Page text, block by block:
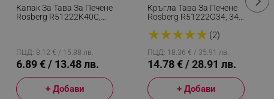
Капак За Тава За Печене
Rosberg R51222K40C,
ПЦД: 8.12 € / 15.88 лв.
6.89 € / 13.48 лв.
+ Добави
Кръгла Тава За Печене
Rosberg R51222G34, 34
Покритие, Бордо
★★★★★(2)
ПЦД: 18.36 € / 35.91 лв.
14.78 € / 28.91 лв.
+ Добави